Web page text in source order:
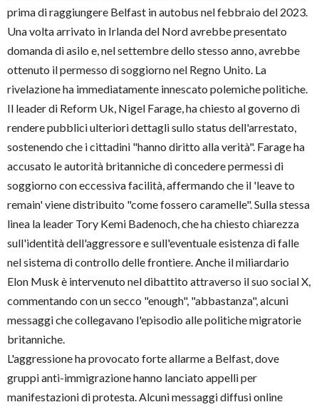
prima di raggiungere Belfast in autobus nel febbraio del 2023.
Una volta arrivato in Irlanda del Nord avrebbe presentato
domanda di asilo e, nel settembre dello stesso anno, avrebbe
ottenuto il permesso di soggiorno nel Regno Unito. La
rivelazione ha immediatamente innescato polemiche politiche.
Il leader di Reform Uk, Nigel Farage, ha chiesto al governo di
rendere pubblici ulteriori dettagli sullo status dell'arrestato,
sostenendo che i cittadini "hanno diritto alla verità". Farage ha
accusato le autorità britanniche di concedere permessi di
soggiorno con eccessiva facilità, affermando che il 'leave to
remain' viene distribuito "come fossero caramelle". Sulla stessa
linea la leader Tory Kemi Badenoch, che ha chiesto chiarezza
sull'identità dell'aggressore e sull'eventuale esistenza di falle
nel sistema di controllo delle frontiere. Anche il miliardario
Elon Musk è intervenuto nel dibattito attraverso il suo social X,
commentando con un secco "enough", "abbastanza", alcuni
messaggi che collegavano l'episodio alle politiche migratorie
britanniche.
L'aggressione ha provocato forte allarme a Belfast, dove
gruppi anti-immigrazione hanno lanciato appelli per
manifestazioni di protesta. Alcuni messaggi diffusi online